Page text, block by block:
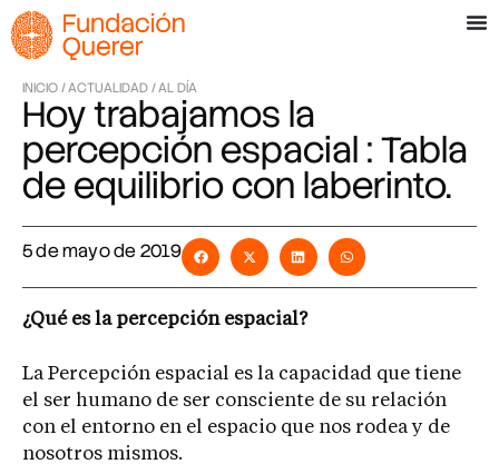
INICIO /ACTUALIDAD /AL DÍA
Hoy trabajamos la
percepción espacial : Tabla
de equilibrio con laberinto.
5 de mayo de 2019
¿Qué es la percepción espacial?
La Percepción espacial es la capacidad que tiene
el ser humano de ser consciente de su relación
con el entorno en el espacio que nos rodea y de
nosotros mismos.